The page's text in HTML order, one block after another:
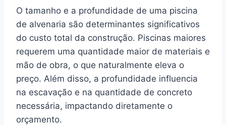
O tamanho e a profundidade de uma piscina
de alvenaria são determinantes significativos
do custo total da construção. Piscinas maiores
requerem uma quantidade maior de materiais e
mão de obra, o que naturalmente eleva o
preço. Além disso, a profundidade influencia
na escavação e na quantidade de concreto
necessária, impactando diretamente o
orçamento.